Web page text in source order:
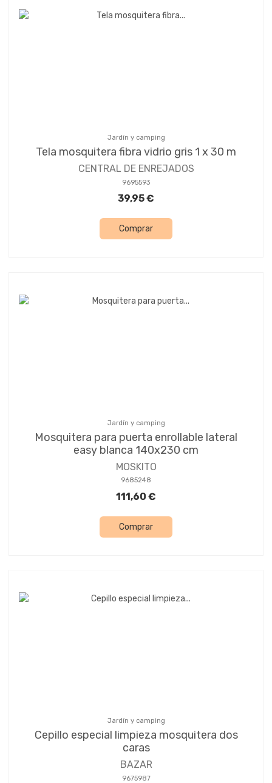
Jardín y camping
Tela mosquitera fibra vidrio gris 1 x 30 m
CENTRAL DE ENREJADOS
9695593
39,95 €
Comprar
Jardín y camping
Mosquitera para puerta enrollable lateral
easy blanca 140x230 cm
MOSKITO
9685248
111,60 €
Comprar
Jardín y camping
Cepillo especial limpieza mosquitera dos
caras
BAZAR
9675987